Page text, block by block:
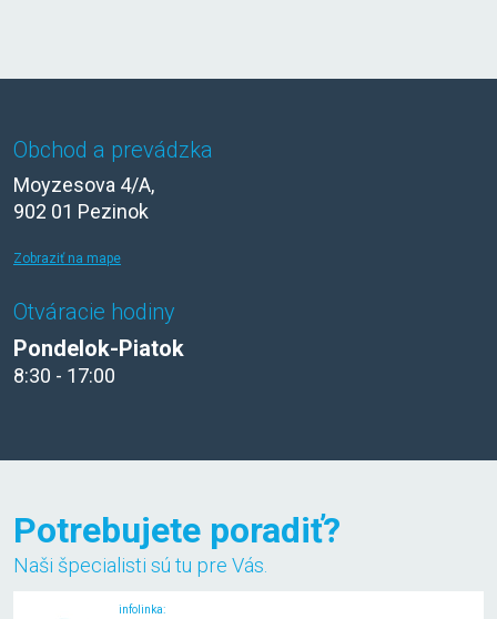
Obchod a prevádzka
Moyzesova 4/A,
902 01 Pezinok
Zobraziť na mape
Otváracie hodiny
Pondelok-Piatok
8:30 - 17:00
Potrebujete poradiť?
Naši špecialisti sú tu pre Vás.
infolinka: